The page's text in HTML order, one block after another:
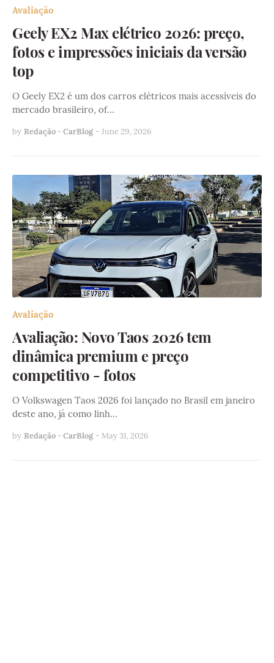
Avaliação
Geely EX2 Max elétrico 2026: preço,
fotos e impressões iniciais da versão
top
O Geely EX2 é um dos carros elétricos mais acessíveis do
mercado brasileiro, of…
by Redação - CarBlog - June 29, 2026
Avaliação
Avaliação: Novo Taos 2026 tem
dinâmica premium e preço
competitivo - fotos
O Volkswagen Taos 2026 foi lançado no Brasil em janeiro
deste ano, já como linh…
by Redação - CarBlog - May 31, 2026